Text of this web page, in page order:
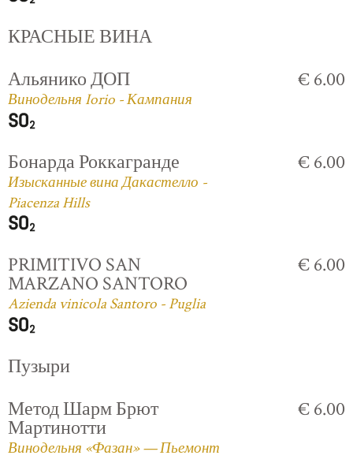
КРАСНЫЕ ВИНА
Альянико ДОП
Винодельня Iorio - Кампания
€ 6.00
Бонарда Роккагранде
Изысканные вина Дакастелло -
Piacenza Hills
€ 6.00
PRIMITIVO SAN
MARZANO SANTORO
Azienda vinicola Santoro - Puglia
€ 6.00
Пузыри
Метод Шарм Брют
Мартинотти
Винодельня «Фазан» — Пьемонт
€ 6.00